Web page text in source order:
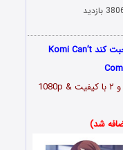
بازدید
دانلود انیمه ژاپنی کومی نمی تواند صحبت کند Komi Can’t
با کیفیت 1080p &
شد)